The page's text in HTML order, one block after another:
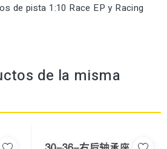
de pista 1:10 Race EP y Racing
de la misma